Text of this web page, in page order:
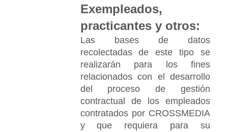
Exempleados,
practicantes y otros:
Las bases de datos
recolectadas de este tipo se
realizarán para los fines
relacionados con el desarrollo
del proceso de gestión
contractual de los empleados
contratados por CROSSMEDIA
y que requiera para su